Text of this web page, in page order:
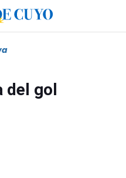
del gol